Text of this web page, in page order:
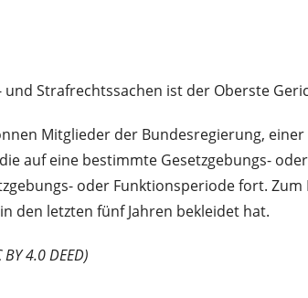
und Strafrechtssachen ist der Oberste
Mitglieder der Bundesregierung,
auf eine bestimmte Gesetzgebungs-
oder Funktionsperiode fort.
den letzten fünf Jahren bekleidet hat.
4.0 DEED)